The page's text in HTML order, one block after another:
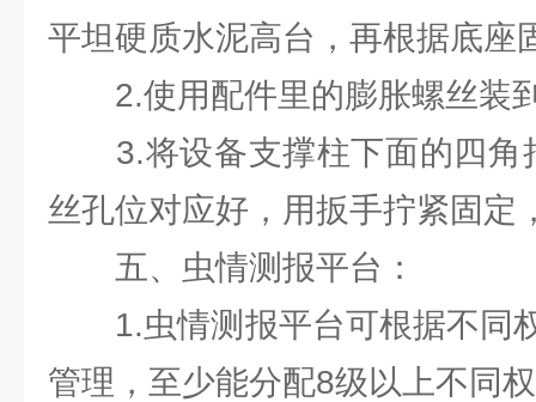
平坦硬质水泥高台，再根据底座
2.使用配件里的膨胀螺丝装
3.将设备支撑柱下面的四角
丝孔位对应好，用扳手拧紧固定
五、虫情测报平台：
1.虫情测报平台可根据不同
管理，至少能分配8级以上不同